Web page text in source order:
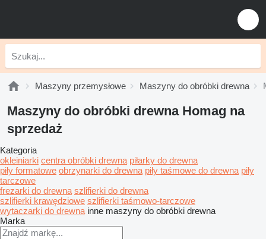
Maszyny przemysłowe Maszyny do obróbki drewna
Maszyny do obróbki drewna Homag na
sprzedaż
Kategoria
okleiniarki centra obróbki drewna piłarky do drewna
piły formatowe obrzynarki do drewna piły taśmowe do drewna piły
tarczowe
frezarki do drewna szlifierki do drewna
szlifierki krawędziowe szlifierki taśmowo-tarczowe
wytaczarki do drewna inne maszyny do obróbki drewna
Marka